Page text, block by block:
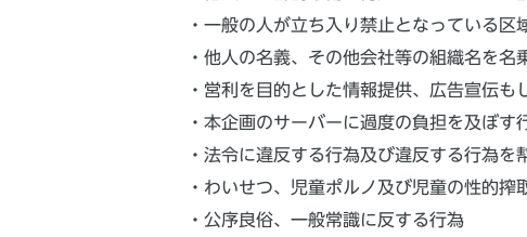
・一般の人が立ち入り禁止となっている
・他人の名義、その他会社等の組織名を
・営利を目的とした情報提供、広告宣伝
・本企画のサーバーに過度の負担を及ぼす
・法令に違反する行為及び違反する行為
・わいせつ、児童ポルノ及び児童の性的
・公序良俗、一般常識に反する行為